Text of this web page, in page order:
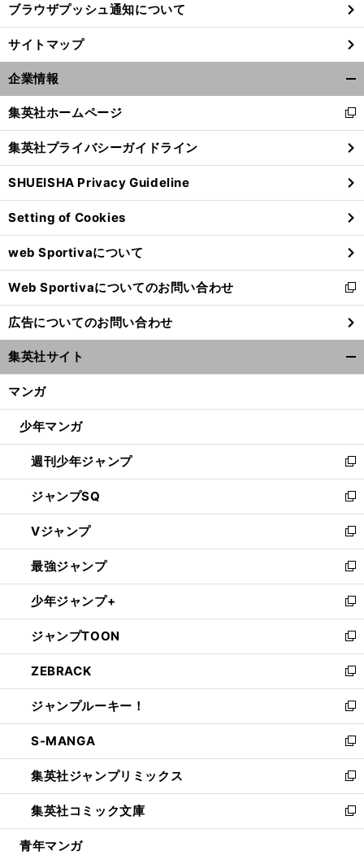
ブラウザプッシュ通知について
サイトマップ
企業情報
閉
る
集英社ホームページ
新
し
い
ウ
ィ
ン
ド
ウ
で
開
く
集英社プライバシーガイドライン
SHUEISHA Privacy Guideline
Setting of Cookies
web Sportivaについて
Web Sportivaについてのお問い合わせ
新
し
い
ウ
ィ
ン
ウ
開
く
広告についてのお問い合わせ
集英社サイト
マンガ
少年マンガ
週刊少年ジャンプ
新
し
い
ウ
ィ
ン
ド
ウ
で
開
く
ジャンプSQ
新
し
い
ウ
ィ
ン
ド
ウ
で
開
く
Vジャンプ
新
し
い
ウ
ィ
ン
ド
ウ
で
開
く
最強ジャンプ
新
し
い
ウ
ィ
ン
ド
ウ
で
開
く
少年ジャンプ+
新
し
い
ウ
ィ
ン
ド
ウ
で
開
く
ジャンプTOON
新
し
い
ウ
ィ
ン
ド
ウ
で
開
く
ZEBRACK
新
し
い
ウ
ィ
ン
ド
ウ
で
開
ジャンプルーキー！
新
し
い
ウ
ィ
ン
ド
ウ
S-MANGA
新
し
い
ウ
ィ
ン
集英社ジャンプリミックス
新
し
い
ウ
集英社コミック文庫
新
し
青年マンガ